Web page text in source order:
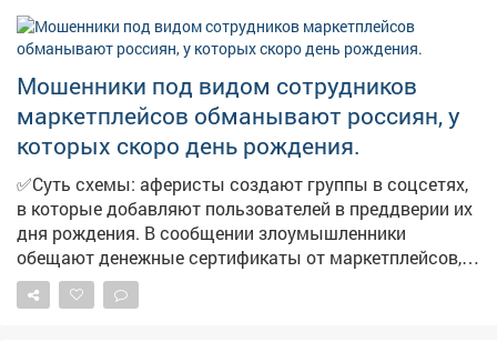
Мошенники под видом сотрудников
маркетплейсов обманывают россиян, у
которых скоро день рождения.
✅Суть схемы: аферисты создают группы в соцсетях,
в которые добавляют пользователей в преддверии их
дня рождения. В сообщении злоумышленники
обещают денежные сертификаты от маркетплейсов,
технику и туристические поездки по случаю
праздника. Мошенники торопят, якобы акция